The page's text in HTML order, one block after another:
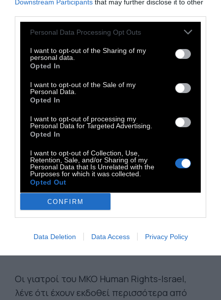
Downstream Participants that may further disclose it to other
Personal Data Processing Opt Outs
I want to opt-out of the Sharing of my
personal data.
Opted In
I want to opt-out of the Sale of my
Personal Data.
Opted In
I want to opt-out of processing my
Personal Data for Targeted Advertising.
Opted In
I want to opt-out of Collection, Use,
Retention, Sale, and/or Sharing of my
Personal Data that Is Unrelated with the
Purposes for which it was collected.
Opted Out
CONFIRM
Data Deletion Data Access Privacy Policy
μπορούσε να δει την κόρη της μόνο σε βίντεο
κλήσεις. Ενώ το μωρό ήταν έτοιμο για
εξιτήριο από τον Φεβρουάριο, κανένα μέλος
πάρει. Αφού δημοσιογράφοι του Guardian
προσέγγισαν για σχόλια, οι ισραηλινές αρχές
της επέτρεψαν να ταξιδέψει στην Ιερουσαλήμ
στις 29 Μαΐου (την ίδια ημέρα που το Ισραήλ
ανταποκρίθηκε στο αίτημα του Guardian για
σχολιασμό).
«Τα νεογνά χρειάζονται
αγάπη. Οι καρδιακοί ρυθμοί
τους ανεβαίνουν κι έχουν
Οι γιατροί του ΜΚΟ Human Rights-Israel,
λένε ότι έχουν εκδοθεί περισσότερα από